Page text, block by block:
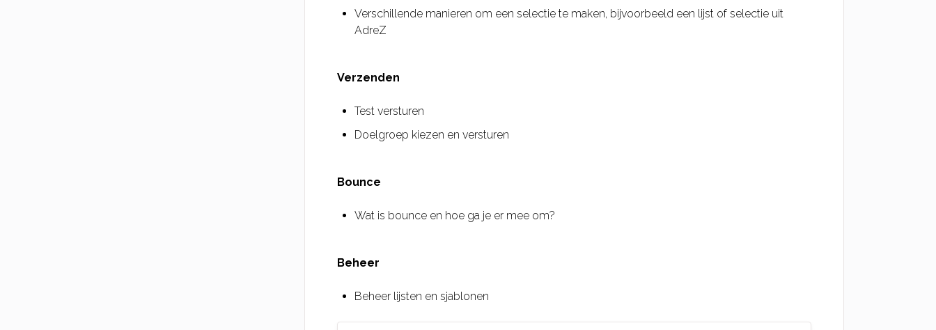
Verschillende manieren om een selectie te maken, bijvoorbeeld een lijst of selectie uit
AdreZ
Verzenden
Test versturen
Doelgroep kiezen en versturen
Bounce
Wat is bounce en hoe ga je er mee om?
Beheer
Beheer lijsten en sjablonen